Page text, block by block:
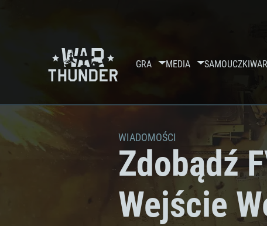
GRA MEDIA SAMOUCZKI
WIADOMOŚCI
Zdobądź
Wejście